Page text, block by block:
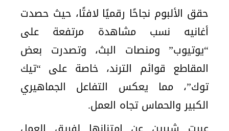
حقق الألبوم نجاحًا رقميًا لافتًا، حيث حصدت
أغانيه نسب مشاهدة مرتفعة على
“يوتيوب” ومنصات البث، وتصدرت بعض
المقاطع قوائم الترند، خاصة على “تيك
توك”، مما يعكس التفاعل الجماهيري
الكبير والحماس تجاه العمل.